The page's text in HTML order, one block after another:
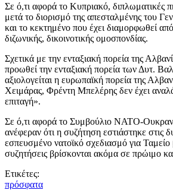
Σε ό,τι αφορά το Κυπριακό, διπλωματικές
μετά το διορισμό της απεσταλμένης του
και το κεκτημένο που έχει διαμορφωθεί
διζωνικής, δικοινοτικής ομοσπονδίας.
Σχετικά με την ενταξιακή πορεία της
προωθεί την ενταξιακή πορεία των Δυτ.
αξιολογείται η ευρωπαϊκή πορεία της
Χειμάρας, Φρέντη Μπελέρης δεν έχει
επιταγή».
Σε ό,τι αφορά το Συμβούλιο ΝΑΤΟ-
ανέφεραν ότι η συζήτηση εστιάστηκε στις
εσπευσμένο νατοϊκό σχεδιασμό για
συζητήσεις βρίσκονται ακόμα σε πρώιμο
Ετικέτες:
πρόσφατα